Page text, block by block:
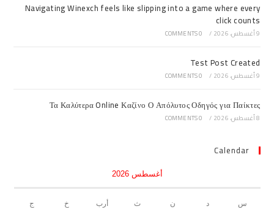
Navigating Winexch feels like slipping into a game where every
click counts
9 أغسطس، 2026 /
0 COMMENTS
Test Post Created
9 أغسطس، 2026 /
0 COMMENTS
Τα Καλύτερα Online Καζίνο Ο Απόλυτος Οδηγός για Παίκτες
8 أغسطس، 2026 /
0 COMMENTS
Calendar
أغسطس 2026
س د ن ث أرب خ ج